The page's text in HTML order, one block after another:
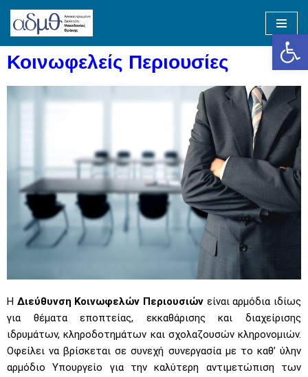
Skip
to
content
Κοινωφελείς Περιουσίες
Η Διεύθυνση Κοινωφελών Περιουσιών είναι αρμόδια ιδίως
για θέματα εποπτείας, εκκαθάρισης και διαχείρισης
ιδρυμάτων, κληροδοτημάτων και σχολαζουσών κληρονομιών.
Οφείλει να βρίσκεται σε συνεχή συνεργασία με το καθ’ ύλην
αρμόδιο Υπουργείο για την καλύτερη αντιμετώπιση των